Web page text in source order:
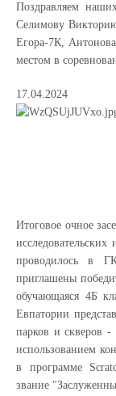
Поздравляем
Селимову
Егора-7К,
местом в
17.04.2024
Итоговое очное
проводилось в
приглашены
обучающаяся 4Б
Евпатории
парков и
использованием
в программе
звание